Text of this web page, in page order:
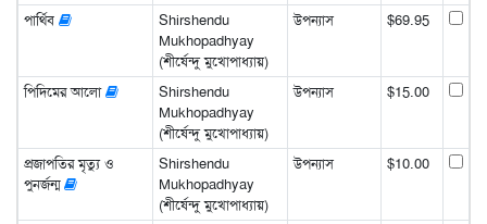
পার্থিব
Shirshendu
Mukhopadhyay
(শীর্ষেন্দু মুখোপাধ্যায়)
উপন্যাস $69.95
পিদিমের আলো
Shirshendu
Mukhopadhyay
(শীর্ষেন্দু মুখোপাধ্যায়)
উপন্যাস $15.00
প্রজাপতির মৃত্যু ও
পুনর্জন্ম
Shirshendu
Mukhopadhyay
(শীর্ষেন্দু মুখোপাধ্যায়)
উপন্যাস $10.00